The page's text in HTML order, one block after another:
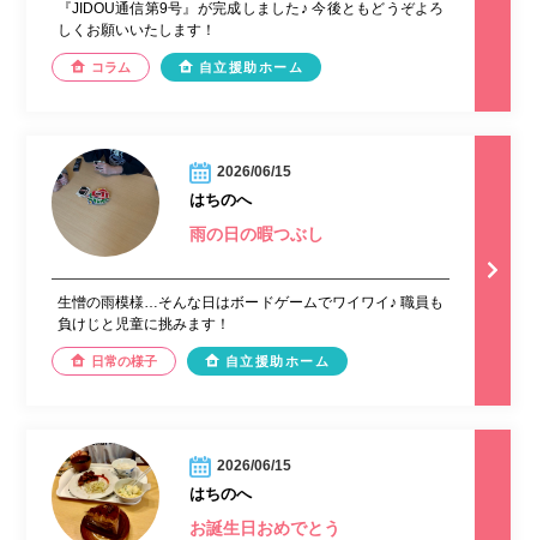
『JIDOU通信第9号』が完成しました♪ 今後ともどうぞよろ
しくお願いいたします！
コラム 自立援助ホーム
2026/06/15
はちのへ
雨の日の暇つぶし
生憎の雨模様…そんな日はボードゲームでワイワイ♪︎ 職員も
負けじと児童に挑みます！
日常の様子 自立援助ホーム
2026/06/15
はちのへ
お誕生日おめでとう